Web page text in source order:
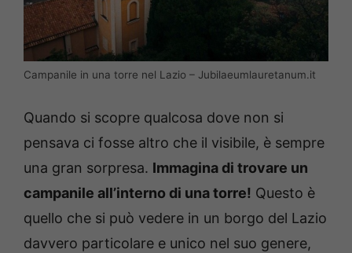
Campanile in una torre nel Lazio – Jubilaeumlauretanum.it
Quando si scopre qualcosa dove non si
pensava ci fosse altro che il visibile, è sempre
una gran sorpresa. Immagina di trovare un
campanile all’interno di una torre! Questo è
quello che si può vedere in un borgo del Lazio
davvero particolare e unico nel suo genere,